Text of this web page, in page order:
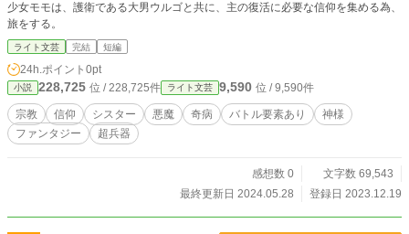
少女モモは、護衛である大男ウルゴと共に、主の復活に必要な信仰を集める為、
旅をする。
ライト文芸 完結 短編
24h.ポイント 0pt
小説 228,725 位 / 228,725件 ライト文芸 9,590 位 / 9,590件
宗教 信仰 シスター 悪魔 奇病 バトル要素あり
神様
ファンタジー
超兵器
感想数 0
文字数 69,543
最終更新日 2024.05.28
登録日 2023.12.19